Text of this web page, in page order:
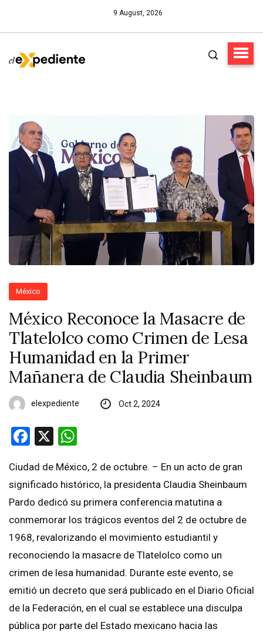
9 August, 2026
México
México Reconoce la Masacre de
Tlatelolco como Crimen de Lesa
Humanidad en la Primer
Mañanera de Claudia Sheinbaum
elexpediente Oct 2, 2024
Facebook
X
Ciudad de México, 2 de octubre. – En un acto de gran
significado histórico, la presidenta Claudia Sheinbaum
Pardo dedicó su primera conferencia matutina a
conmemorar los trágicos eventos del 2 de octubre de
1968, revalorizando el movimiento estudiantil y
reconociendo la masacre de Tlatelolco como un
crimen de lesa humanidad. Durante este evento, se
emitió un decreto que será publicado en el Diario Oficial
de la Federación, en el cual se establece una disculpa
pública por parte del Estado mexicano hacia las